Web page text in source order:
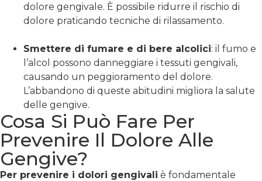
dolore gengivale. È possibile ridurre il rischio di
dolore praticando tecniche di rilassamento.
Smettere di fumare e di bere alcolici: il fumo e
l’alcol possono danneggiare i tessuti gengivali,
causando un peggioramento del dolore.
L’abbandono di queste abitudini migliora la salute
delle gengive.
Cosa Si Può Fare Per
Prevenire Il Dolore Alle
Gengive?
Per prevenire i dolori gengivali è fondamentale